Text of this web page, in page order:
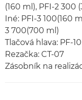
(160 ml), PFI-2 300
Iné: PFI-3 100(160
3 700(700 ml)
Tlačová hlava: PF-10
Rezačka: CT-07
Zásobník na